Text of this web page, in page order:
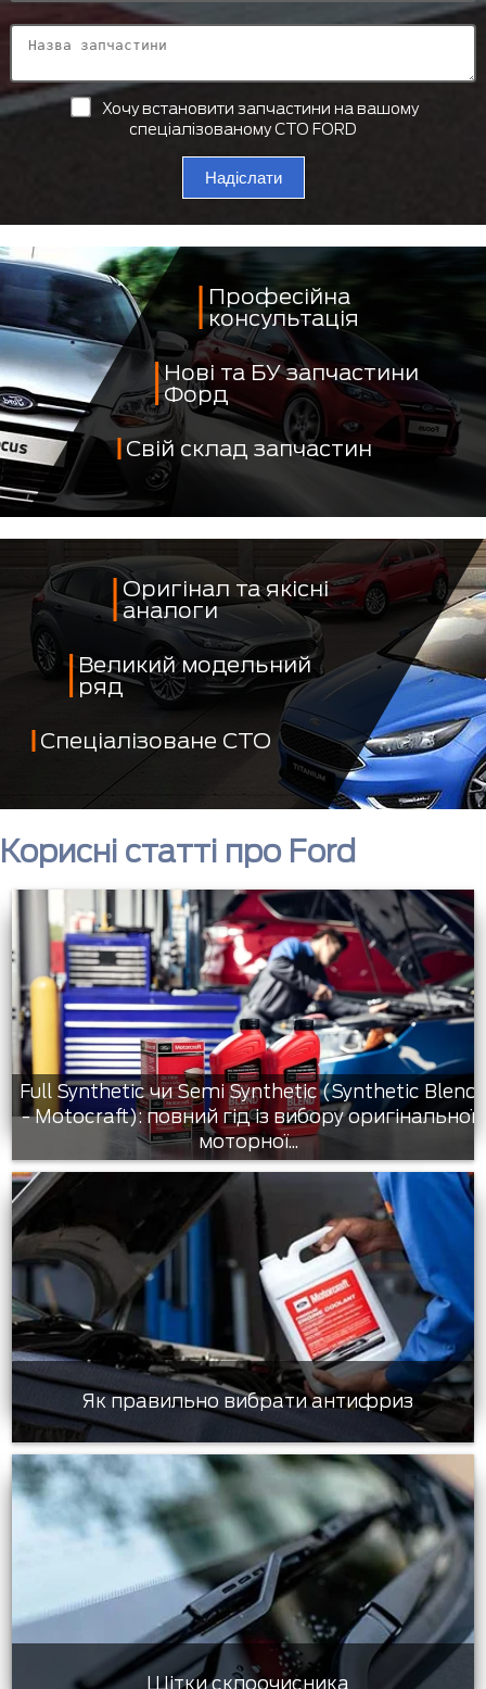
Хочу встановити запчастини на вашому
спеціалізованому СТО FORD
Надіслати
Професійна
консультація
Нові та БУ запчастини
Форд
Свій склад запчастин
Оригінал та якісні
аналоги
Великий модельний
ряд
Спеціалізоване СТО
Корисні статті про Ford
Full Synthetic чи Semi Synthetic (Synthetic Blend
- Motocraft): повний гід із вибору оригінальної
моторної...
Як правильно вибрати антифриз
Щітки склоочисника